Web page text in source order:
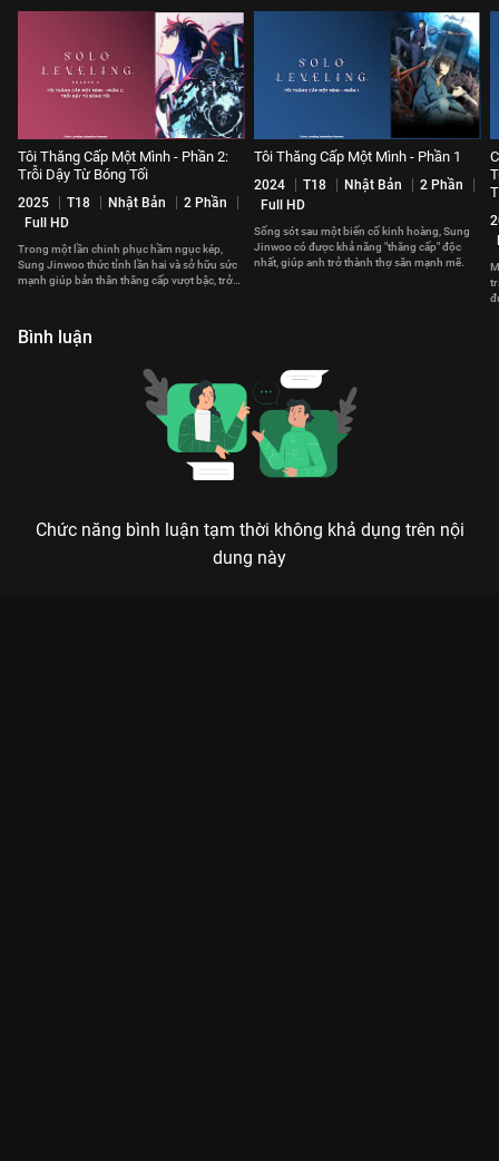
Tôi Thăng Cấp Một Mình - Phần 2:
Trỗi Dậy Từ Bóng Tối
2025 T18 Nhật Bản
2 Phần
Full HD
Trong một lần chinh phục hầm ngục kép,
Sung Jinwoo thức tỉnh lần hai và sở hữu sức
mạnh giúp bản thân thăng cấp vượt bậc, trở
Tôi Thăng Cấp Một Mình - Phần 1
2024 T18 Nhật Bản
2 Phần
Full HD
Sống sót sau một biến cố kinh hoàng, Sung
Jinwoo có được khả năng "thăng cấp" độc
nhất, giúp anh trở thành thợ săn mạnh mẽ.
Bình luận
Chức năng bình luận tạm thời không khả dụng trên nội
dung này